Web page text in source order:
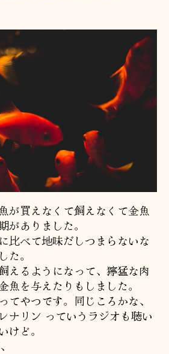
が買えなくて飼えなくて金魚
がありました。
比べて地味だしつまらないな
た。
えるようになって、獰猛な肉
魚を与えたりもしました。
てやつです。同じころかな、
ナリン っていうラジオも聴い
けど。